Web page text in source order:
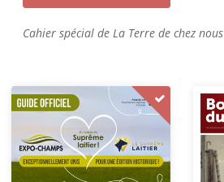
Cahier spécial de La Terre de chez nous